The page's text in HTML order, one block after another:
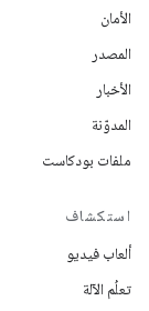
الأمان
المصدر
الأخبار
المدوّنة
ملفات بودكاست
استكشاف
ألعاب فيديو
تعلُم الآلة